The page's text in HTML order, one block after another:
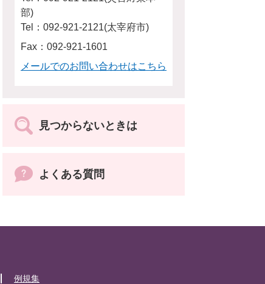
部
Tel：092-921-2121 太宰府市
Fax：092-921-1601
メールでのお問い合わせはこちら
見つからないときは
よくある質問
例規集